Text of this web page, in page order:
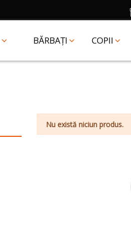
BĂRBAȚI COPII
CADOUun
Nu există niciun produs.